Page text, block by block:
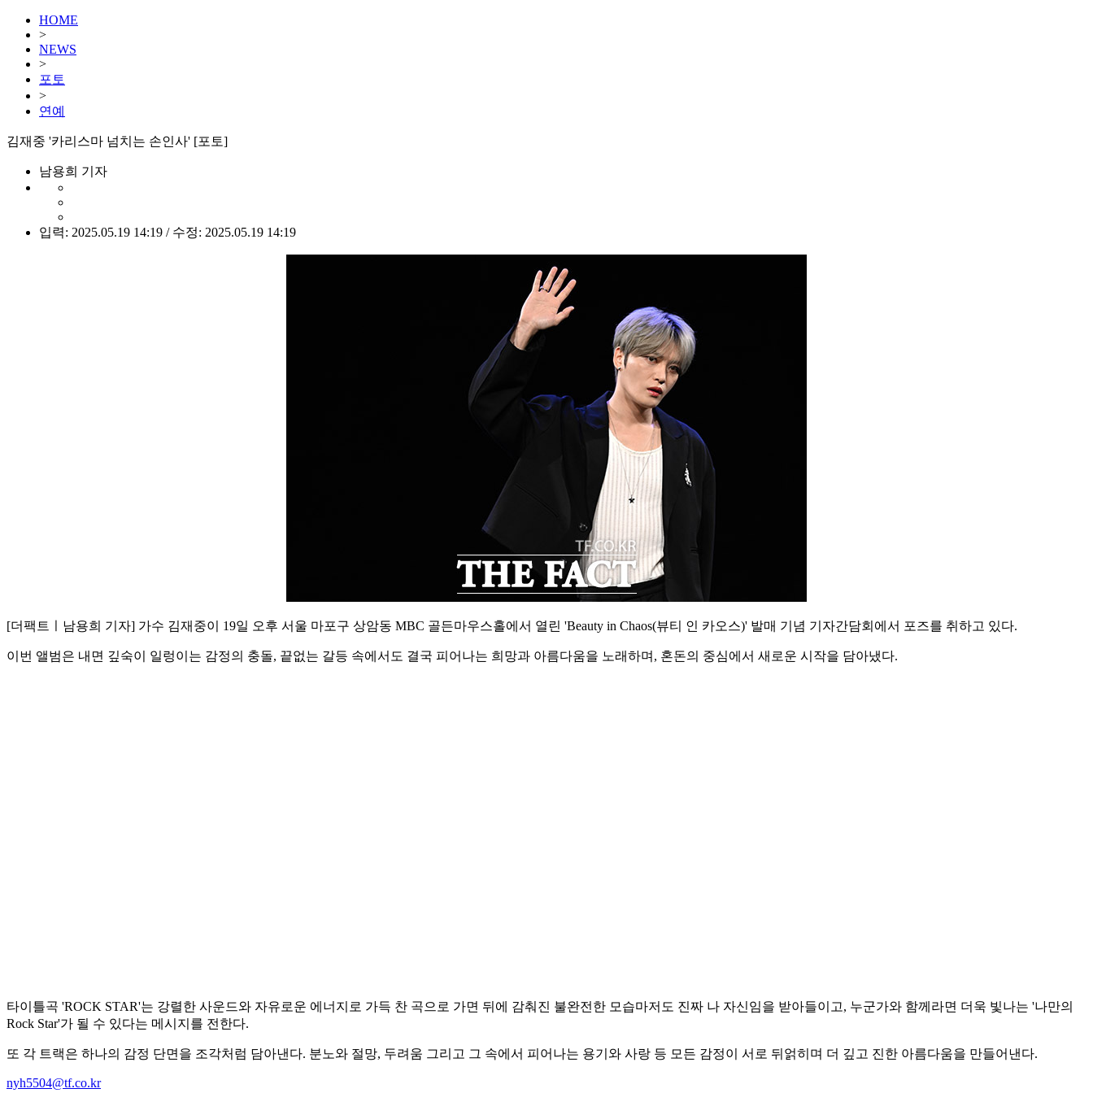
HOME
>
NEWS
>
포토
>
연예
김재중 '카리스마 넘치는 손인사' [포토]
남용희 기자
입력: 2025.05.19 14:19 / 수정: 2025.05.19 14:19
[더팩트ㅣ남용희 기자] 가수 김재중이 19일 오후 서울 마포구 상암동 MBC 골든마우스홀에서 열린 'Beauty in Chaos(뷰티 인 카오스)' 발매 기념 기자간담회에서 포즈를 취하고 있다.
이번 앨범은 내면 깊숙이 일렁이는 감정의 충돌, 끝없는 갈등 속에서도 결국 피어나는 희망과 아름다움을 노래하며, 혼돈의 중심에서 새로운 시작을 담아냈다.
타이틀곡 'ROCK STAR'는 강렬한 사운드와 자유로운 에너지로 가득 찬 곡으로 가면 뒤에 감춰진 불완전한 모습마저도 진짜 나 자신임을 받아들이고, 누군가와 함께라면 더욱 빛나는 '나만의
Rock Star'가 될 수 있다는 메시지를 전한다.
또 각 트랙은 하나의 감정 단면을 조각처럼 담아낸다. 분노와 절망, 두려움 그리고 그 속에서 피어나는 용기와 사랑 등 모든 감정이 서로 뒤얽히며 더 깊고 진한 아름다움을 만들어낸다.
nyh5504@tf.co.kr